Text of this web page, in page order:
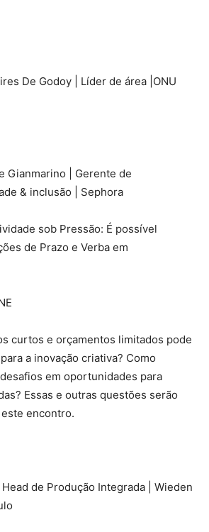
De Godoy | Líder de área |ONU
Gianmarino | Gerente de
& inclusão | Sephora
sob Pressão: É possível
de Prazo e Verba em
curtos e orçamentos limitados pode
a inovação criativa? Como
em oportunidades para
Essas e outras questões serão
encontro.
Head de Produção Integrada | Wieden